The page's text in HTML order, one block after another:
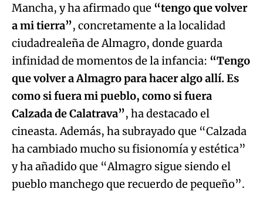
Mancha, y ha afirmado que “tengo que volver
a mi tierra”, concretamente a la localidad
ciudadrealeña de Almagro, donde guarda
infinidad de momentos de la infancia: “Tengo
que volver a Almagro para hacer algo allí. Es
como si fuera mi pueblo, como si fuera
Calzada de Calatrava”, ha destacado el
cineasta. Además, ha subrayado que “Calzada
ha cambiado mucho su fisionomía y estética”
y ha añadido que “Almagro sigue siendo el
pueblo manchego que recuerdo de pequeño”.